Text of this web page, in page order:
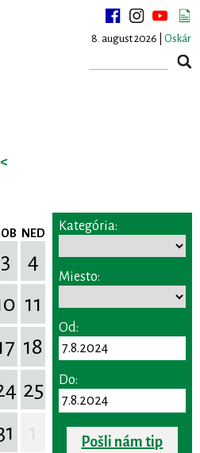
8. august 2026 | Oskár
<
NED
3
4
11
18
25
Kategória:
Miesto:
Od:
Do:
Pošli nám tip